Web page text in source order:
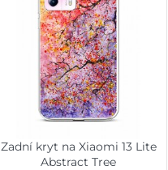
Zadní kryt na Xiaomi 13 Lite
Abstract Tree